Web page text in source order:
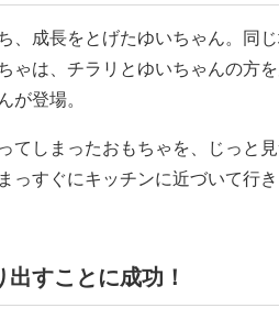
、成長をとげたゆいちゃん。同
ゃは、チラリとゆいちゃんの方
が登場。
てしまったおもちゃを、じっと
っすぐにキッチンに近づいて行
すことに成功！